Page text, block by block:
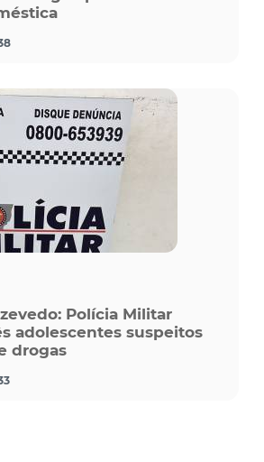
Polícia Militar
adolescentes suspeitos
drogas